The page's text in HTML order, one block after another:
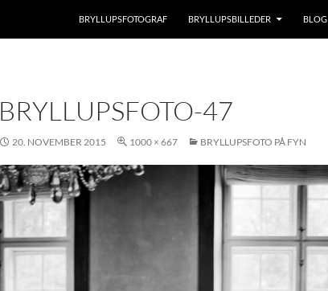
BRYLLUPSFOTOGRAF BRYLLUPSBILLEDER BLOG
BRYLLUPSFOTO-47
20. NOVEMBER 2015 1000 × 667 BRYLLUPSFOTO PÅ FYN